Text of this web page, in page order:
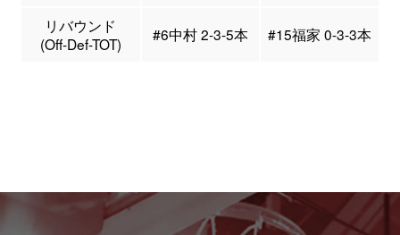
リバウンド
(Off-Def-TOT)
#6中村 2-3-5本 #15福家 0-3-3本